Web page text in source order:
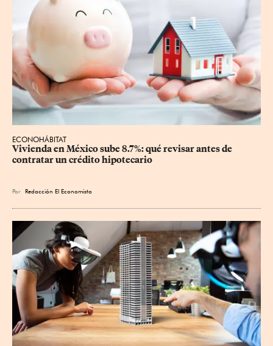
ECONOHÁBITAT
Vivienda en México sube 8.7%: qué revisar antes de
contratar un crédito hipotecario
Por Redacción El Economista